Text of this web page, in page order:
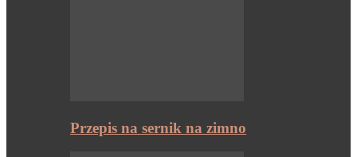
Przepis na sernik na zimno